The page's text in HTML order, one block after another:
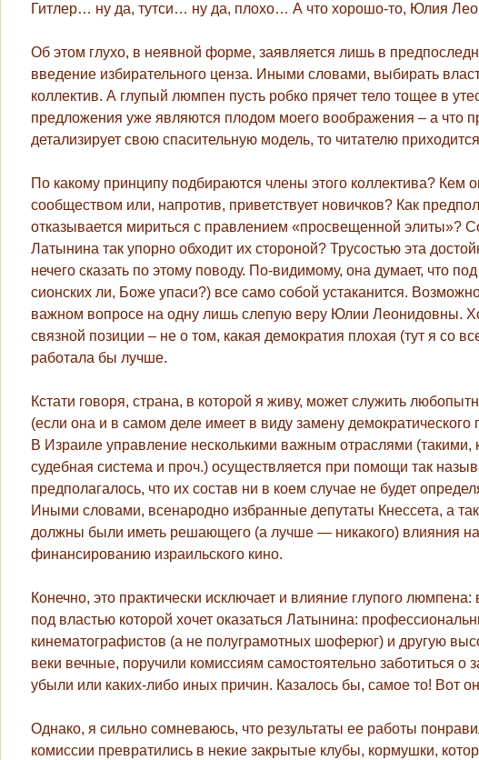
Гитлер… ну да, тутси… ну да, плохо… А что хорошо-то, Юлия
Об этом глухо, в неявной форме, заявляется лишь в
введение избирательного ценза. Иными словами, выбирать
коллектив. А глупый люмпен пусть робко прячет тело тощее в
предложения уже являются плодом моего воображения – а что
детализирует свою спасительную модель, то читателю
По какому принципу подбираются члены этого коллектива? Кем
сообществом или, напротив, приветствует новичков? Как
отказывается мириться с правлением «просвещенной элиты»?
Латынина так упорно обходит их стороной? Трусостью эта
нечего сказать по этому поводу. По-видимому, она думает, что
сионских ли, Боже упаси?) все само собой устаканится.
важном вопросе на одну лишь слепую веру Юлии Леонидовны.
связной позиции – не о том, какая демократия плохая (тут я со
работала бы лучше.
Кстати говоря, страна, в которой я живу, может служить
(если она и в самом деле имеет в виду замену
В Израиле управление несколькими важным отраслями (такими,
судебная система и проч.) осуществляется при помощи так
предполагалось, что их состав ни в коем случае не будет
Иными словами, всенародно избранные депутаты Кнессета, а
должны были иметь решающего (а лучше — никакого) влияния
финансированию израильского кино.
Конечно, это практически исключает и влияние глупого
под властью которой хочет оказаться Латынина:
кинематографистов (а не полуграмотных шоферюг) и другую
веки вечные, поручили комиссиям самостоятельно заботиться о
убыли или каких-либо иных причин. Казалось бы, самое то! Вот
Однако, я сильно сомневаюсь, что результаты ее работы
комиссии превратились в некие закрытые клубы, кормушки,